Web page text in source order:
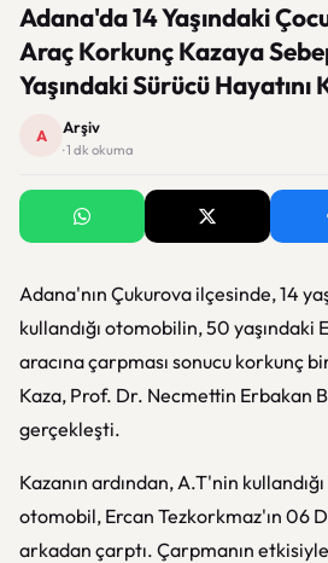
Adana'da 14 Yaşındaki
Araç Korkunç Kazaya
Yaşındaki Sürücü Hayatını
A Arşiv
· 1 dk okuma
Adana'nın Çukurova ilçesinde, 14
kullandığı otomobilin, 50 yaşındaki
aracına çarpması sonucu korkunç
Kaza, Prof. Dr. Necmettin Erbakan
gerçekleşti.
Kazanın ardından, A.T'nin
otomobil, Ercan Tezkorkmaz'ın 06
arkadan çarptı. Çarpmanın